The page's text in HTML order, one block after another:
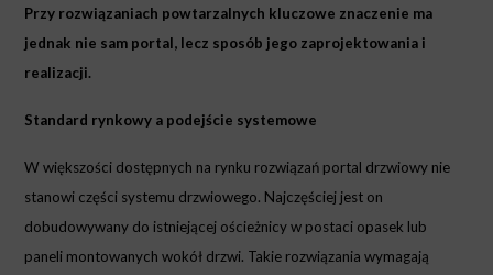
Przy rozwiązaniach powtarzalnych kluczowe znaczenie ma
jednak nie sam portal, lecz sposób jego zaprojektowania i
realizacji.
Standard rynkowy a podejście systemowe
W większości dostępnych na rynku rozwiązań portal drzwiowy nie
stanowi części systemu drzwiowego. Najczęściej jest on
dobudowywany do istniejącej ościeżnicy w postaci opasek lub
paneli montowanych wokół drzwi. Takie rozwiązania wymagają